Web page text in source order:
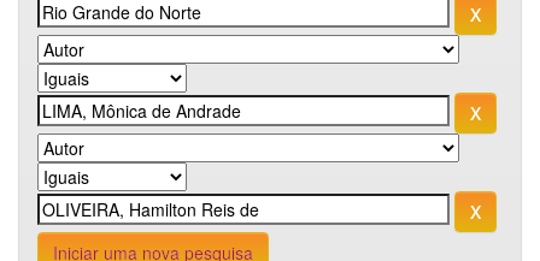
Iniciar uma nova pesquisa